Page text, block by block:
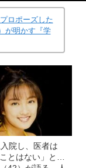
(画像 15/34)
ロポーズした
が明かす『学